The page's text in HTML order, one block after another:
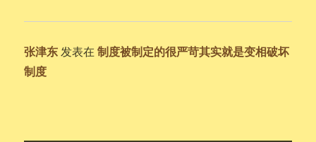
张津东 发表在制度被制定的很严苛其实就是变相破坏
制度